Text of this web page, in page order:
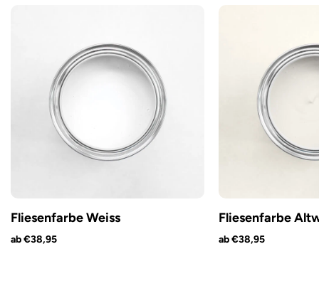
Fliesenfarbe Weiss
ab €38,95
Fliesenfarbe
ab €38,95